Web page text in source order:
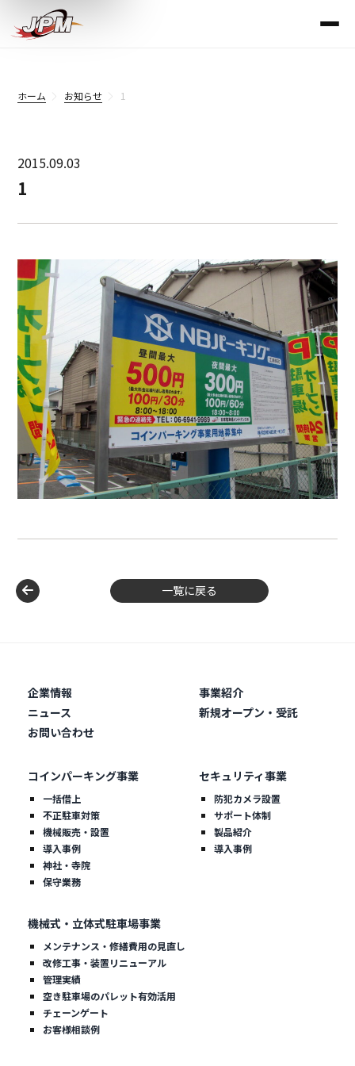
ホーム お知らせ 1
2015.09.03
1
一覧に戻る
企業情報
事業紹介
ニュース
新規オープン・受託
お問い合わせ
コインパーキング事業
一括借上
不正駐車対策
機械販売・設置
導入事例
神社・寺院
保守業務
セキュリティ事業
防犯カメラ設置
サポート体制
製品紹介
導入事例
機械式・立体式駐車場事業
メンテナンス・修繕費用の見直し
改修工事・装置リニューアル
管理実績
空き駐車場のパレット有効活用
チェーンゲート
お客様相談例